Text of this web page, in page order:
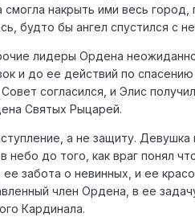
накрыть ими весь город,
будто бы ангел спустился с
лидеры Ордена
и до ее действий по
согласился, и Элис
Святых Рыцарей.
а не защиту. Девушка
до того, как враг понял
забота о невинных, и ее
член Ордена, в ее
Кардинала.